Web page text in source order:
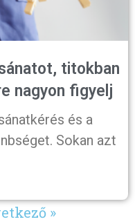
titokban
nagyon figyelj
és a
Sokan azt
»